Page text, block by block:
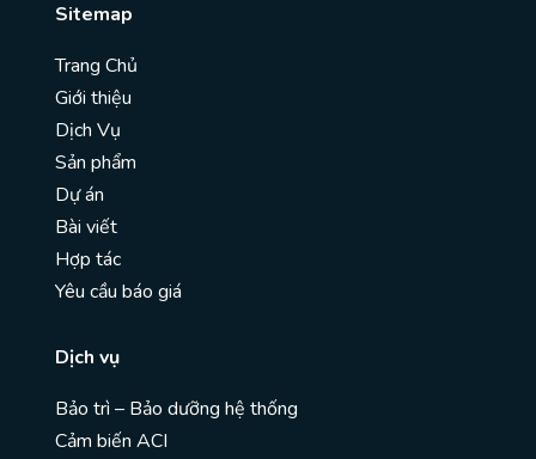
Sitemap
Trang Chủ
Giới thiệu
Dịch Vụ
Sản phẩm
Dự án
Bài viết
Hợp tác
Yêu cầu báo giá
Dịch vụ
Bảo trì – Bảo dưỡng hệ thống
Cảm biến ACI